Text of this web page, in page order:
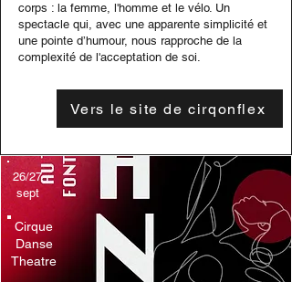
corps : la femme, l'homme et le vélo. Un
spectacle qui, avec une apparente simplicité et
une pointe d’humour, nous rapproche de la
complexité de l'acceptation de soi.
Vers le site de cirqonflex
26/27
sept
Cirque
Danse
Theatre